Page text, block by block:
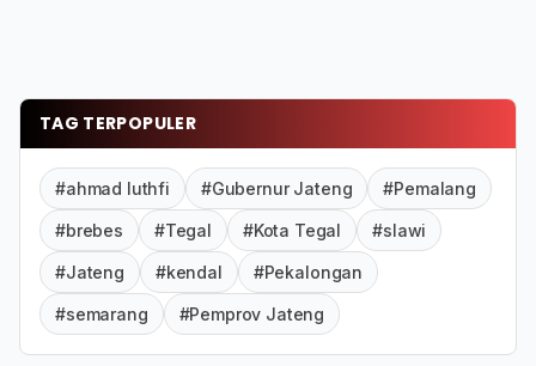
TAG TERPOPULER
#ahmad luthfi #Gubernur Jateng #Pemalang
#brebes #Tegal #Kota Tegal #slawi
#Jateng #kendal #Pekalongan
#semarang #Pemprov Jateng